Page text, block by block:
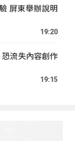
屏東舉辦說明
19:20
流失內容創作
19:15